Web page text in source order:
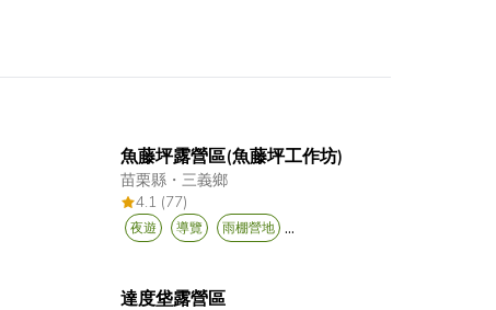
魚藤坪露營區(魚藤坪工作坊)
苗栗縣 ・三義鄉
4.1 (77)
夜遊 導覽 雨棚營地 ...
達度垡露營區